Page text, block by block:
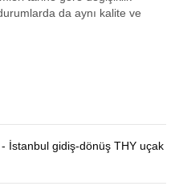
da aynı kalite ve
İstanbul gidiş-dönüş THY uçak